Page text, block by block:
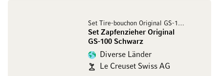
Set Tire-bouchon Original GS-100 Noir
Set Zapfenzieher Original
GS-100 Schwarz
Diverse Länder
Le Creuset Swiss AG